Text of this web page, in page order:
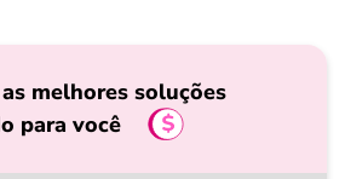
melhores soluções
para você